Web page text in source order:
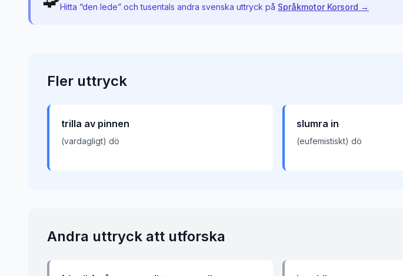
Hitta “den lede” och tusentals andra svenska uttryck på Språkmotor Korsord →
Fler uttryck
trilla av pinnen
(vardagligt) dö
slumra in
(eufemistiskt) dö
Andra uttryck att utforska